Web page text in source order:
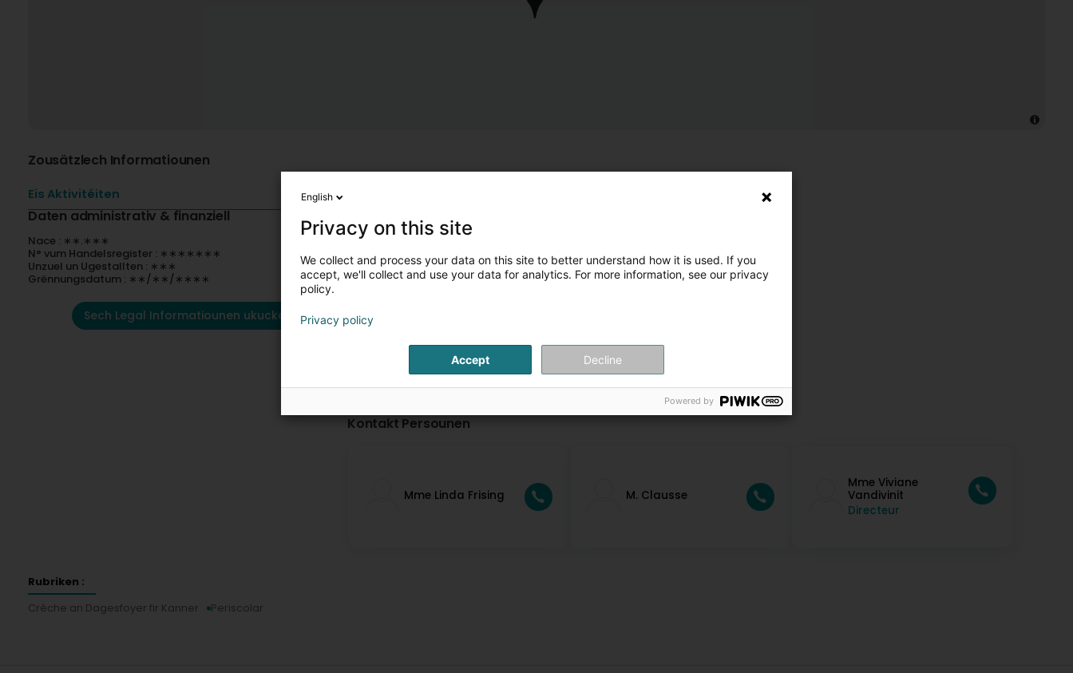
Zousätzlech Informatiounen
Eis Aktivitéiten
Daten administrativ & finanziell
Nace : ∗∗.∗∗∗
N° vum Handelsregister : ∗∗∗∗∗∗∗
Unzuel un Ugestallten : ∗∗∗
Grënnungsdatum : ∗∗/∗∗/∗∗∗∗
Sech Legal Informatiounen ukucken
Kontakt Persounen
Mme Linda Frising M. Clausse
Mme Viviane
Vandivinit
Directeur
Rubriken :
Crèche an Dagesfoyer fir Kanner
Periscolar
English
Privacy on this site
We collect and process your data on this site to better understand how it is used. If you
accept, we'll collect and use your data for analytics. For more information, see our privacy
policy.
Privacy policy
Accept Decline
Powered by